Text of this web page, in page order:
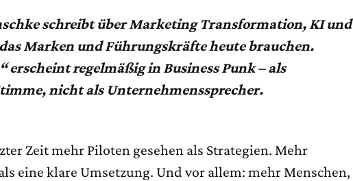
schreibt über Marketing Transformation, KI und
Marken und Führungskräfte heute brauchen.
erscheint regelmäßig in Business Punk – als
nicht als Unternehmenssprecher.
Zeit mehr Piloten gesehen als Strategien. Mehr
eine klare Umsetzung. Und vor allem: mehr Menschen,